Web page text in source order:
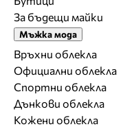
За бъдещи майки
Мъжка мода
Връхни облекла
Официални облекла
Спортни облекла
Дънкови облекла
Кожени облекла